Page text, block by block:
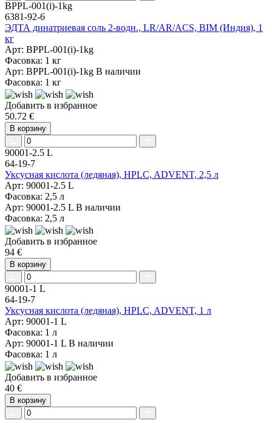
BPPL-001(i)-1kg
6381-92-6
ЭДТА динатриевая соль 2-водн., LR/AR/ACS, BIM (Индия), 1
кг
Арт: BPPL-001(i)-1kg
Фасовка: 1 кг
Арт: BPPL-001(i)-1kg В наличии
Фасовка: 1 кг
Добавить в избранное
50.72 €
В корзину
90001-2.5 L
64-19-7
Уксусная кислота (ледяная), HPLC, ADVENT, 2,5 л
Арт: 90001-2.5 L
Фасовка: 2,5 л
Арт: 90001-2.5 L В наличии
Фасовка: 2,5 л
Добавить в избранное
94 €
В корзину
90001-1 L
64-19-7
Уксусная кислота (ледяная), HPLC, ADVENT, 1 л
Арт: 90001-1 L
Фасовка: 1 л
Арт: 90001-1 L В наличии
Фасовка: 1 л
Добавить в избранное
40 €
В корзину